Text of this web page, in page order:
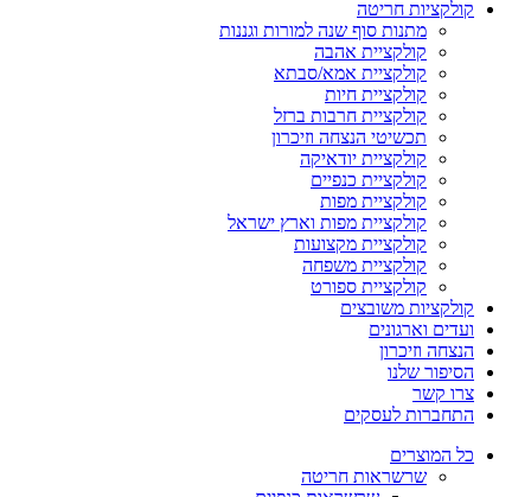
קולקציות חריטה
מתנות סוף שנה למורות וגננות
קולקציית אהבה
קולקציית אמא/סבתא
קולקציית חיות
קולקציית חרבות ברזל
תכשיטי הנצחה וזיכרון
קולקציית יודאיקה
קולקציית כנפיים
קולקציית מפות
קולקציית מפות וארץ ישראל
קולקציית מקצועות
קולקציית משפחה
קולקציית ספורט
קולקציות משובצים
ועדים וארגונים
הנצחה וזיכרון
הסיפור שלנו
צרו קשר
התחברות לעסקים
כל המוצרים
שרשראות חריטה